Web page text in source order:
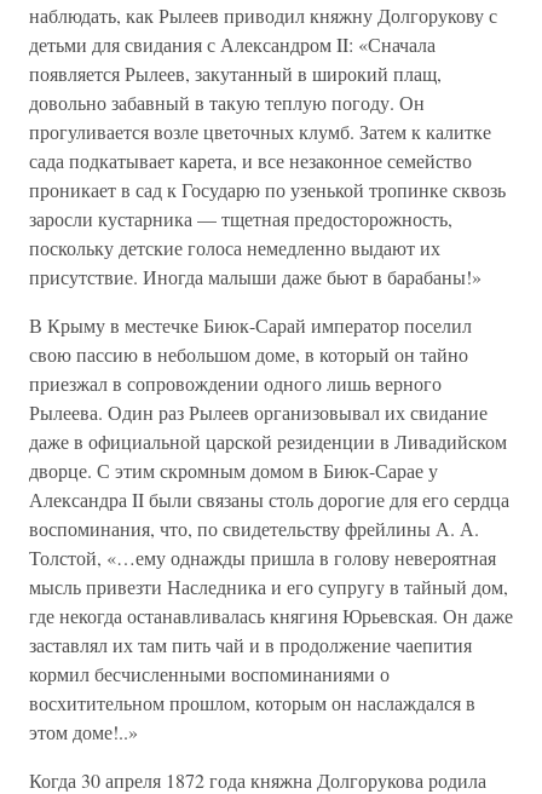
наблюдать, как Рылеев приводил княжну Долгорукову с
детьми для свидания с Александром II: «Сначала
появляется Рылеев, закутанный в широкий плащ,
довольно забавный в такую теплую погоду. Он
прогуливается возле цветочных клумб. Затем к калитке
сада подкатывает карета, и все незаконное семейство
проникает в сад к Государю по узенькой тропинке сквозь
заросли кустарника — тщетная предосторожность,
поскольку детские голоса немедленно выдают их
присутствие. Иногда малыши даже бьют в барабаны!»
В Крыму в местечке Биюк-Сарай император поселил
свою пассию в небольшом доме, в который он тайно
приезжал в сопровождении одного лишь верного
Рылеева. Один раз Рылеев организовывал их свидание
даже в официальной царской резиденции в Ливадийском
дворце. С этим скромным домом в Биюк-Сарае у
Александра II были связаны столь дорогие для его сердца
воспоминания, что, по свидетельству фрейлины А. А.
Толстой, «…ему однажды пришла в голову невероятная
мысль привезти Наследника и его супругу в тайный дом,
где некогда останавливалась княгиня Юрьевская. Он даже
заставлял их там пить чай и в продолжение чаепития
кормил бесчисленными воспоминаниями о
восхитительном прошлом, которым он наслаждался в
этом доме!..»
Когда 30 апреля 1872 года княжна Долгорукова родила